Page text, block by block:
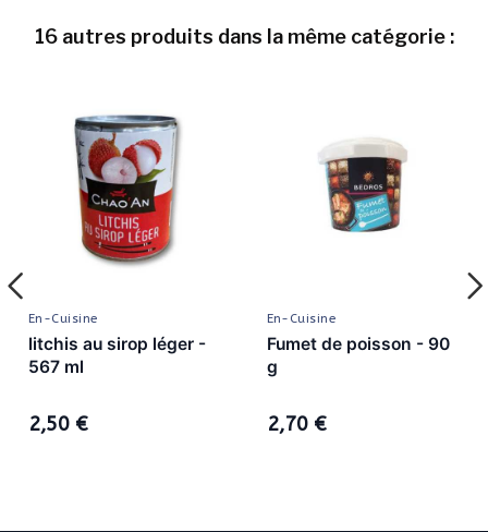
16 autres produits dans la même catégorie :
En-Cuisine
litchis au sirop léger -
567 ml
2,50 €
En-Cuisine
Fumet de poisson - 90
g
2,70 €